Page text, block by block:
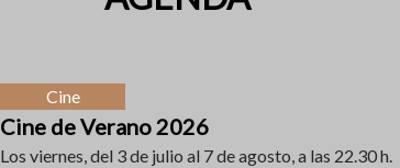
Cine
Cine de Verano 2026
Los viernes, del 3 de julio al 7 de agosto, a las 22.30 h.